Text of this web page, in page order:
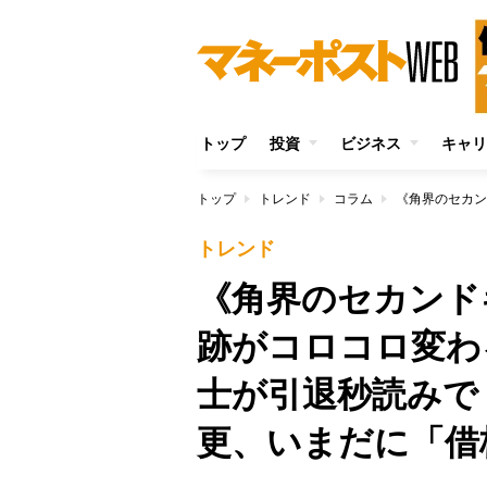
トップ 投資 ビジネス キャ
トップ トレンド コラム
トレンド
《角界のセカン
跡がコロコロ変
士が引退秒読み
更、いまだに「